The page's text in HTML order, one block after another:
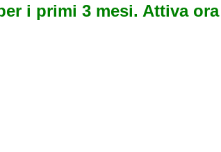
i primi 3 mesi. Attiva